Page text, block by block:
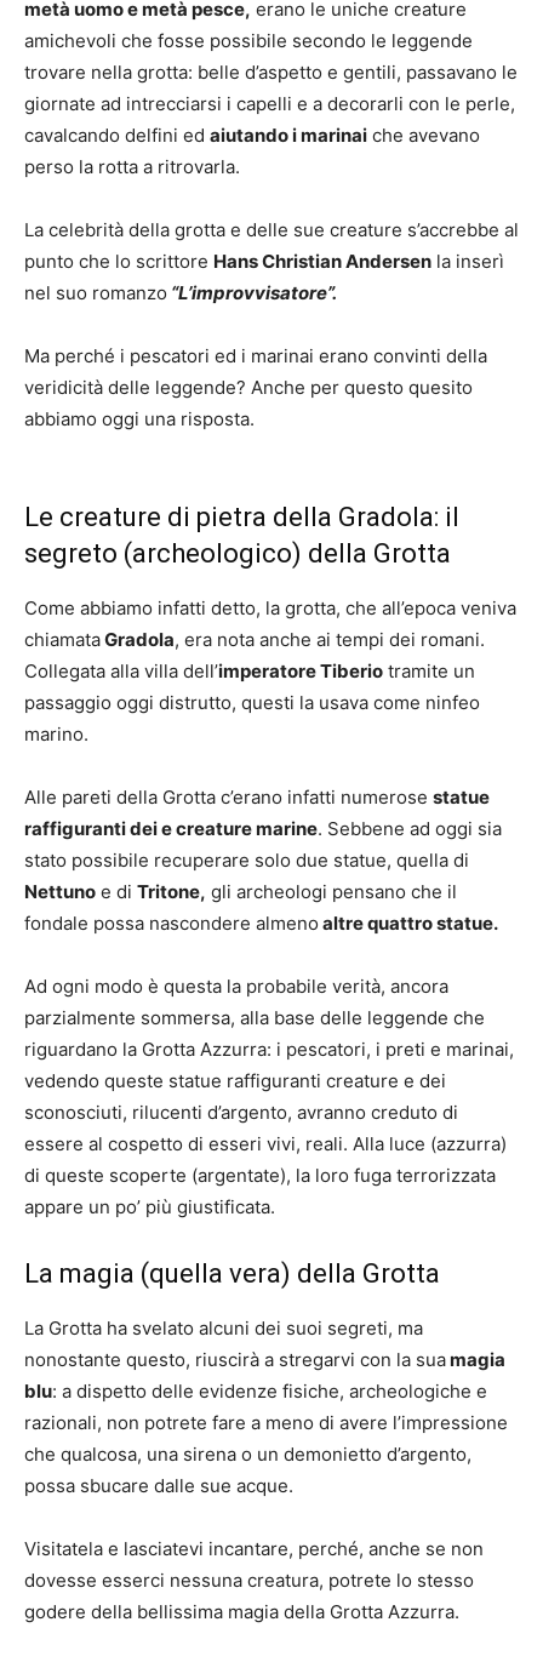
metà uomo e metà pesce, erano le uniche creature
amichevoli che fosse possibile secondo le leggende
trovare nella grotta: belle d’aspetto e gentili, passavano le
giornate ad intrecciarsi i capelli e a decorarli con le perle,
cavalcando delfini ed aiutando i marinai che avevano
perso la rotta a ritrovarla.
La celebrità della grotta e delle sue creature s’accrebbe al
punto che lo scrittore Hans Christian Andersen la inserì
nel suo romanzo “L’improvvisatore”.
Ma perché i pescatori ed i marinai erano convinti della
veridicità delle leggende? Anche per questo quesito
abbiamo oggi una risposta.
Le creature di pietra della Gradola: il
segreto (archeologico) della Grotta
Come abbiamo infatti detto, la grotta, che all’epoca veniva
chiamataGradola, era nota anche ai tempi dei romani.
Collegata alla villa dell’imperatore Tiberio tramite un
passaggio oggi distrutto, questi la usava come ninfeo
marino.
Alle pareti della Grotta c’erano infatti numerose statue
raffiguranti dei e creature marine. Sebbene ad oggi sia
stato possibile recuperare solo due statue, quella di
Nettuno e di Tritone, gli archeologi pensano che il
fondale possa nascondere almeno altre quattro statue.
Ad ogni modo è questa la probabile verità, ancora
parzialmente sommersa, alla base delle leggende che
riguardano la Grotta Azzurra: i pescatori, i preti e marinai,
vedendo queste statue raffiguranti creature e dei
sconosciuti, rilucenti d’argento, avranno creduto di
essere al cospetto di esseri vivi, reali. Alla luce (azzurra)
di queste scoperte (argentate), la loro fuga terrorizzata
appare un po’ più giustificata.
La magia (quella vera) della Grotta
La Grotta ha svelato alcuni dei suoi segreti, ma
nonostante questo, riuscirà a stregarvi con la suamagia
blu: a dispetto delle evidenze fisiche, archeologiche e
razionali, non potrete fare a meno di avere l’impressione
che qualcosa, una sirena o un demonietto d’argento,
possa sbucare dalle sue acque.
Visitatela e lasciatevi incantare, perché, anche se non
dovesse esserci nessuna creatura, potrete lo stesso
godere della bellissima magia della Grotta Azzurra.